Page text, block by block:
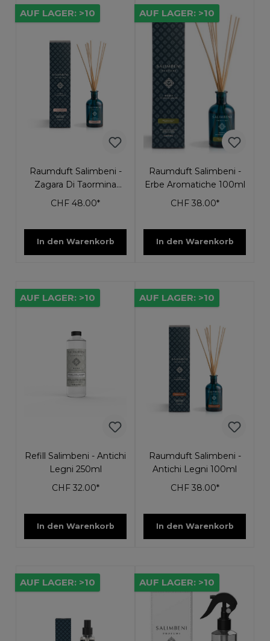
AUF LAGER: >10
Raumduft Salimbeni -
Zagara Di Taormina
250ml
CHF 48.00*
In den Warenkorb
AUF LAGER: >10
Raumduft Salimbeni -
Erbe Aromatiche 100ml
CHF 38.00*
In den Warenkorb
AUF LAGER: >10
Refill Salimbeni - Antichi
Legni 250ml
CHF 32.00*
In den Warenkorb
AUF LAGER: >10
Raumduft Salimbeni -
Antichi Legni 100ml
CHF 38.00*
In den Warenkorb
AUF LAGER: >10 AUF LAGER: >10